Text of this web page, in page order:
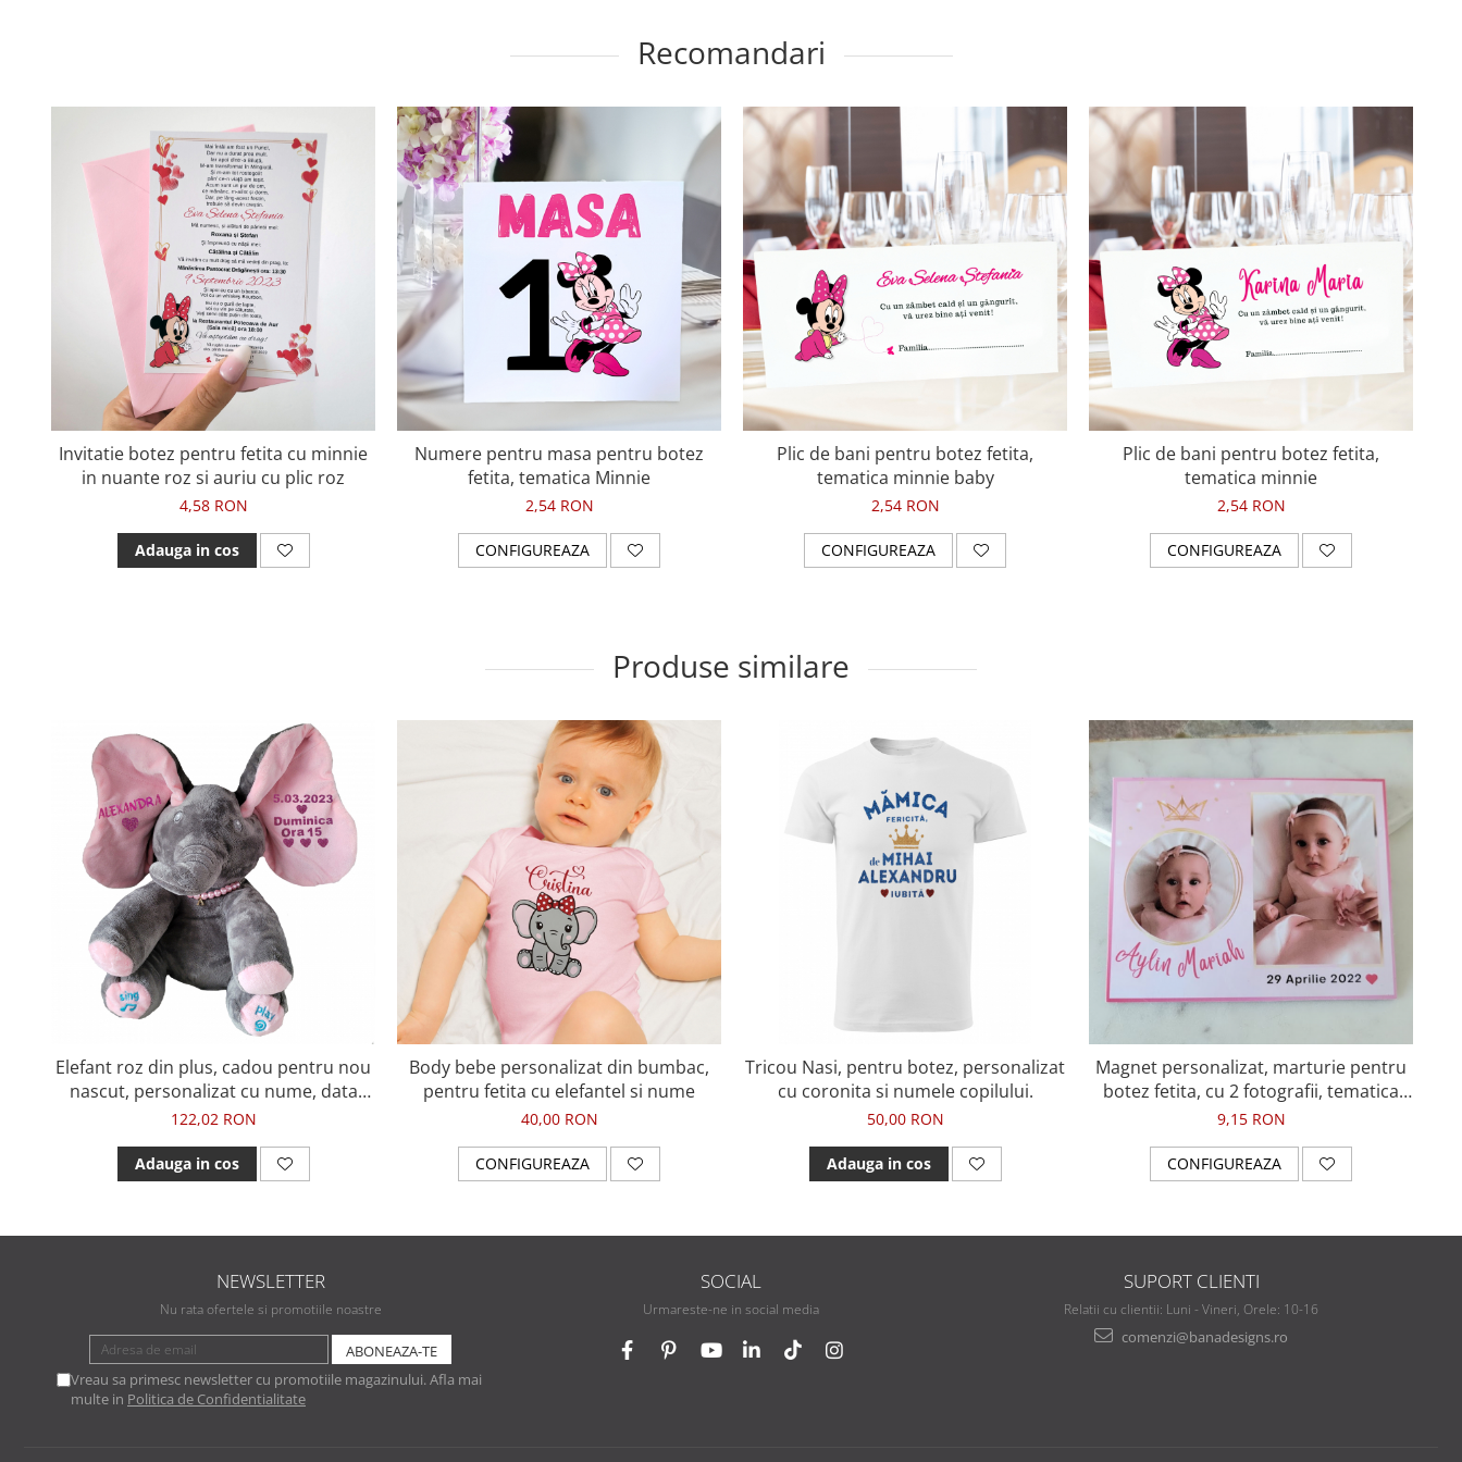
Recomandari
Invitatie botez pentru fetita cu minnie
in nuante roz si auriu cu plic roz
4,58 RON
Adauga in cos
Numere pentru masa pentru botez
fetita, tematica Minnie
2,54 RON
CONFIGUREAZA
Plic de bani pentru botez fetita,
tematica minnie baby
2,54 RON
CONFIGUREAZA
Plic de bani pentru botez fetita,
tematica minnie
2,54 RON
CONFIGUREAZA
Produse similare
Elefant roz din plus, cadou pentru nou
nascut, personalizat cu nume, data
nasterii si colier din perle cu initiala
122,02 RON
Adauga in cos
Body bebe personalizat din bumbac,
pentru fetita cu elefantel si nume
40,00 RON
CONFIGUREAZA
Tricou Nasi, pentru botez, personalizat
cu coronita si numele copilului.
50,00 RON
Adauga in cos
Magnet personalizat, marturie pentru
botez fetita, cu 2 fotografii, tematica
roz printesa, cu coronita
9,15 RON
CONFIGUREAZA
NEWSLETTER
Nu rata ofertele si promotiile noastre
Vreau sa primesc newsletter cu promotiile magazinului. Afla mai
multe in Politica de Confidentialitate
SOCIAL
Urmareste-ne in social media
SUPORT CLIENTI
Relatii cu clientii: Luni - Vineri, Orele: 10-16
comenzi@banadesigns.ro